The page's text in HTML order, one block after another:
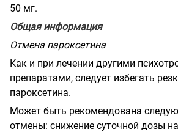
50 мг.
Общая информация
Отмена пароксетина
Как и при лечении другими
препаратами, следует избегать
пароксетина.
Может быть рекомендована
отмены: снижение суточной дозы